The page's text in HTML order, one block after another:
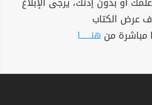
عرض الكتاب
مباشرة من هنــــــا